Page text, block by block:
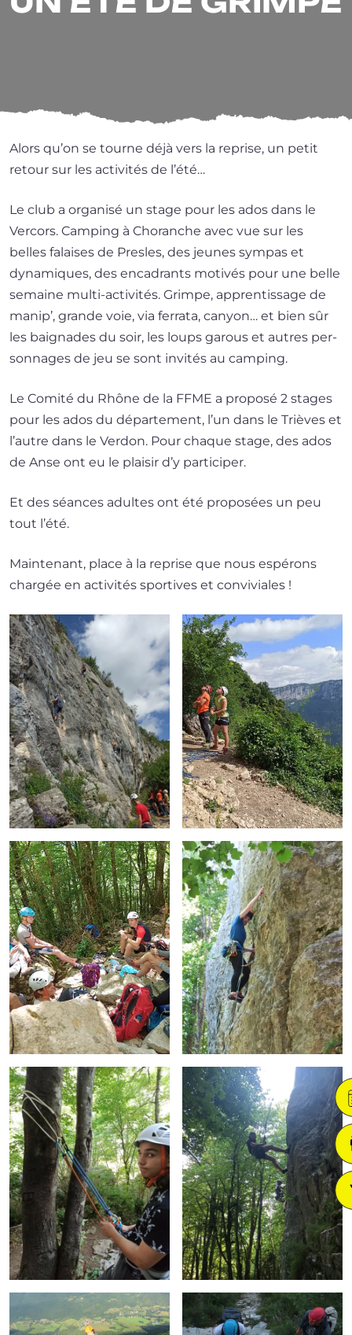
Alors qu’on se tourne déjà vers la reprise, un petit
retour sur les acti­vi­tés de l’été…
Le club a orga­ni­sé un stage pour les ados dans le
Vercors. Camping à Choranche avec vue sur les
belles falaises de Presles, des jeunes sym­pas et
dyna­miques, des enca­drants moti­vés pour une belle
semaine multi-activités. Grimpe, appren­tis­sage de
manip’, grande voie, via fer­ra­ta, canyon… et bien sûr
les bai­gnades du soir, les loups garous et autres per­
son­nages de jeu se sont invi­tés au camping.
Le Comité du Rhône de la FFME a pro­po­sé 2 stages
pour les ados du dépar­te­ment, l’un dans le Trièves et
l’autre dans le Verdon. Pour chaque stage, des ados
de Anse ont eu le plai­sir d’y participer.
Et des séances adultes ont été pro­po­sées un peu
tout l’été.
Maintenant, place à la reprise que nous espé­rons
char­gée en acti­vi­tés spor­tives et conviviales !